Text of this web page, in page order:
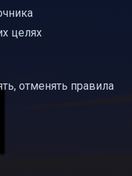
целях
отменять правила